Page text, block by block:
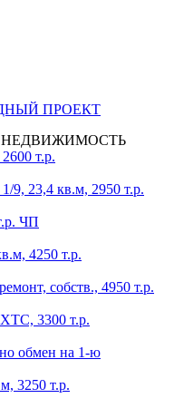
ПРОЕКТ
т.р.
9, 23,4 кв.м, 2950 т.р.
ЧП
4250 т.р.
собств., 4950 т.р.
3300 т.р.
обмен на 1-ю
3250 т.р.